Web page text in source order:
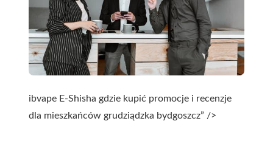
ibvape E-Shisha gdzie kupić promocje i recenzje
dla mieszkańców grudziądzka bydgoszcz” />